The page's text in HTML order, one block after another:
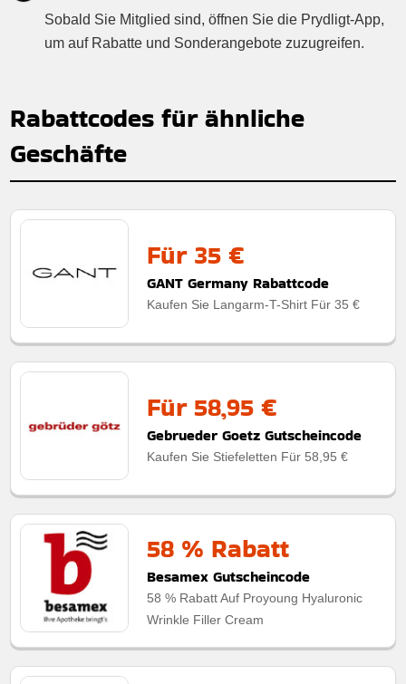
Sobald Sie Mitglied sind, öffnen Sie die Prydligt-App,
um auf Rabatte und Sonderangebote zuzugreifen.
Rabattcodes für ähnliche
Geschäfte
Für 35 €
GANT Germany Rabattcode
Kaufen Sie Langarm-T-Shirt Für 35 €
Für 58,95 €
Gebrueder Goetz Gutscheincode
Kaufen Sie Stiefeletten Für 58,95 €
58 % Rabatt
Besamex Gutscheincode
58 % Rabatt Auf Proyoung Hyaluronic
Wrinkle Filler Cream